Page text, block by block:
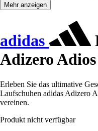
Mehr anzeigen
adidas
Adizero
Erleben Sie das ultimative
Laufschuhen adidas Adizero
vereinen.
Produkt nicht verfügbar